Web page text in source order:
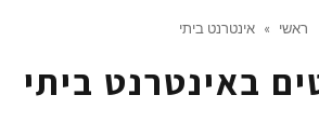
ראשי » אינטרנט ביתי
באינטרנט ביתי